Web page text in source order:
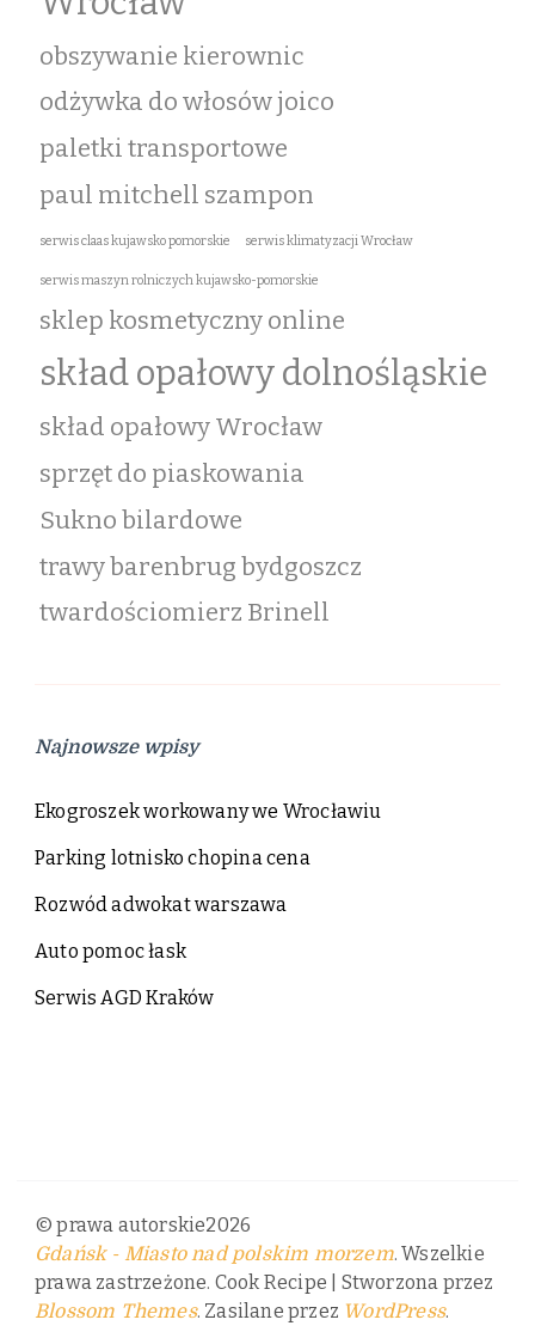
obszywanie kierownic
odżywka do włosów joico
paletki transportowe
paul mitchell szampon
serwis claas kujawsko pomorskie serwis klimatyzacji Wrocław
serwis maszyn rolniczych kujawsko-pomorskie
sklep kosmetyczny online
skład opałowy dolnośląskie
skład opałowy Wrocław
sprzęt do piaskowania
Sukno bilardowe
trawy barenbrug bydgoszcz
twardościomierz Brinell
Najnowsze wpisy
Ekogroszek workowany we Wrocławiu
Parking lotnisko chopina cena
Rozwód adwokat warszawa
Auto pomoc łask
Serwis AGD Kraków
© prawa autorskie2026
Gdańsk - Miasto nad polskim morzem. Wszelkie
prawa zastrzeżone. Cook Recipe | Stworzona przez
Blossom Themes. Zasilane przez WordPress.